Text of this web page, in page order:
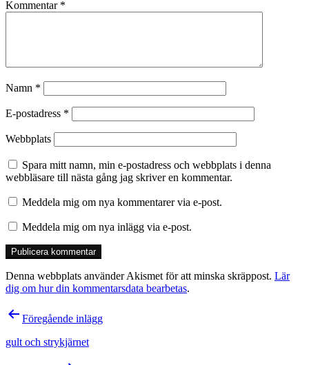
Kommentar *
Namn *
E-postadress *
Webbplats
Spara mitt namn, min e-postadress och webbplats i denna
webbläsare till nästa gång jag skriver en kommentar.
Meddela mig om nya kommentarer via e-post.
Meddela mig om nya inlägg via e-post.
Denna webbplats använder Akismet för att minska skräppost. Lär
dig om hur din kommentarsdata bearbetas.
Inläggsnavigering
Föregående inlägg
gult och strykjärnet